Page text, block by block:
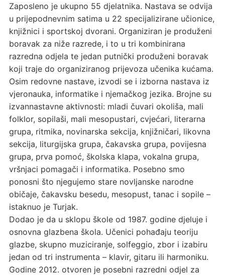
Zaposleno je ukupno 55 djelatnika. Nastava se odvija
u prijepodnevnim satima u 22 specijalizirane učionice,
knjižnici i sportskoj dvorani. Organiziran je produženi
boravak za niže razrede, i to u tri kombinirana
razredna odjela te jedan putnički produženi boravak
koji traje do organiziranog prijevoza učenika kućama.
Osim redovne nastave, izvodi se i izborna nastava iz
vjeronauka, informatike i njemačkog jezika. Brojne su
izvannastavne aktivnosti: mladi čuvari okoliša, mali
folklor, sopilaši, mali mesopustari, cvjećari, literarna
grupa, ritmika, novinarska sekcija, knjižničari, likovna
sekcija, liturgijska grupa, čakavska grupa, povijesna
grupa, prva pomoć, školska klapa, vokalna grupa,
vršnjaci pomagači i informatika. Posebno smo
ponosni što njegujemo stare novljanske narodne
običaje, čakavsku besedu, mesopust, tanac i sopile –
istaknuo je Turjak.
Dodao je da u sklopu škole od 1987. godine djeluje i
osnovna glazbena škola. Učenici pohađaju teoriju
glazbe, skupno muziciranje, solfeggio, zbor i izabiru
jedan od tri instrumenta – klavir, gitaru ili harmoniku.
Godine 2012. otvoren je posebni razredni odjel za